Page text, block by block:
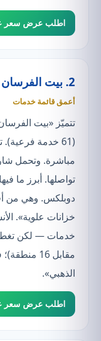
اطلب عرض سعر
2. بيت الفرسان
أعمق قائمة خدمات
تتميّز «بيت
(61 خدمة
مباشرة. وتحمل
تواصلها. أبرز ما
دوبلكس. وهي من
خزانات علوية».
مقابل 16
الذهبي».
اطلب عرض سعر